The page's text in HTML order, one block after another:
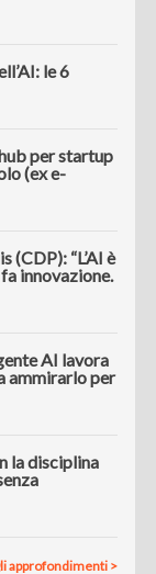
le 6
per startup
(ex e-
(CDP): “L’AI è
innovazione.
AI lavora
ammirarlo per
la disciplina
approfondimenti >